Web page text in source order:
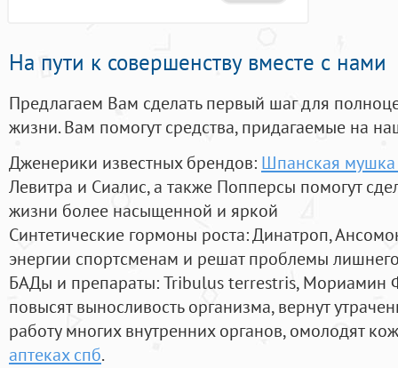
На пути к совершенству вместе с нами
Предлагаем Вам сделать первый шаг для
жизни. Вам помогут средства, придагаемые на
Дженерики известных брендов: Шпанская мушка
Левитра и Сиалис, а также Попперсы помогут
жизни более насыщенной и яркой
Синтетические гормоны роста: Динатроп,
энергии спортсменам и решат проблемы
БАДы и препараты:Tribulus terrestris, Мориамин
повысят выносливость организма, вернут
работу многих внутренних органов, омолодят
аптеках спб.